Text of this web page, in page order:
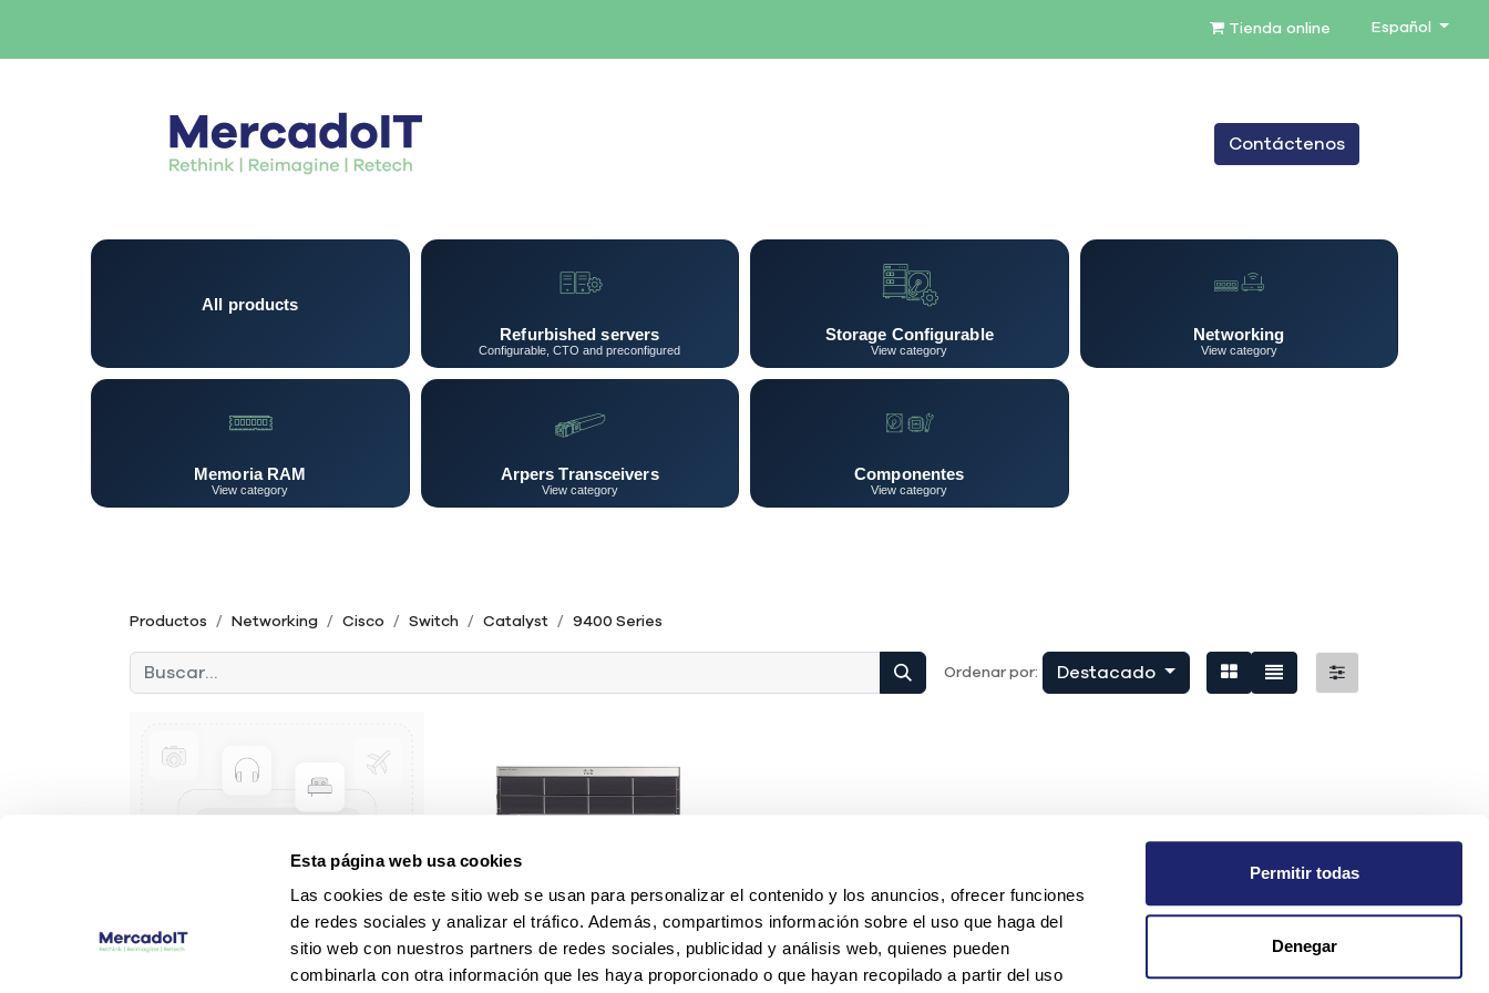
Esta página web usa cookies
Las cookies de este sitio web se usan para personalizar el contenido y los anuncios, ofrecer funciones
de redes sociales y analizar el tráfico. Además, compartimos información sobre el uso que haga del
sitio web con nuestros partners de redes sociales, publicidad y análisis web, quienes pueden
combinarla con otra información que les haya proporcionado o que hayan recopilado a partir del uso
Permitir todas
Denegar
Tienda online Español
BLOG
Contáctenos
All products
Refurbished servers
Configurable, CTO and preconfigured
Storage Configurable
View category
Networking
View category
Memoria RAM
View category
Arpers Transceivers
View category
Componentes
View category
Productos Networking Cisco Switch Catalyst 9400 Series
Ordenar por: Destacado